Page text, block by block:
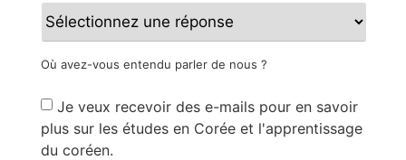
Où avez-vous entendu parler de nous ?
Newsletter
Je veux recevoir des e-mails pour en savoir
plus sur les études en Corée et l'apprentissage
du coréen.